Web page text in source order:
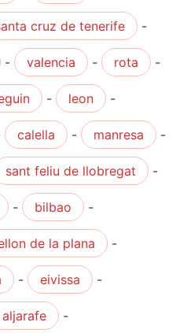
cruz de tenerife -
- valencia - rota -
- leon -
calella - manresa -
sant feliu de llobregat -
- bilbao -
de la plana -
- eivissa -
-